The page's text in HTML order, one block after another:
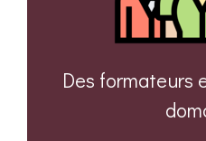
Des formateurs